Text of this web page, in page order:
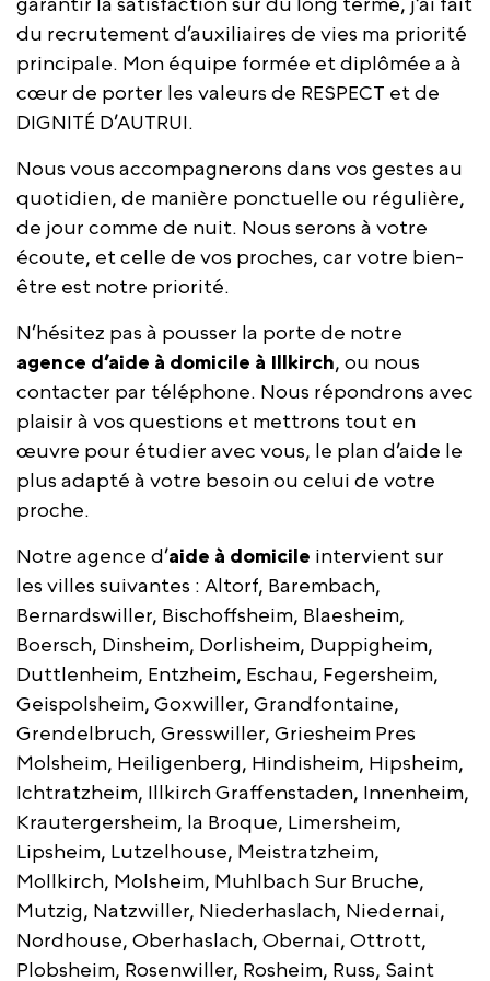
du recrutement d’auxiliaires de vies ma priorité
principale. Mon équipe formée et diplômée a à
cœur de porter les valeurs de RESPECT et de
DIGNITÉ D’AUTRUI.
Nous vous accompagnerons dans vos gestes au
quotidien, de manière ponctuelle ou régulière,
de jour comme de nuit. Nous serons à votre
écoute, et celle de vos proches, car votre bien-
être est notre priorité.
N’hésitez pas à pousser la porte de notre
agence d’aide à domicile à Illkirch, ou nous
contacter par téléphone. Nous répondrons avec
plaisir à vos questions et mettrons tout en
œuvre pour étudier avec vous, le plan d’aide le
plus adapté à votre besoin ou celui de votre
proche.
Notre agence d’aide à domicile intervient sur
les villes suivantes : Altorf, Barembach,
Bernardswiller, Bischoffsheim, Blaesheim,
Boersch, Dinsheim, Dorlisheim, Duppigheim,
Duttlenheim, Entzheim, Eschau, Fegersheim,
Geispolsheim, Goxwiller, Grandfontaine,
Grendelbruch, Gresswiller, Griesheim Pres
Molsheim, Heiligenberg, Hindisheim, Hipsheim,
Ichtratzheim, Illkirch Graffenstaden, Innenheim,
Krautergersheim, la Broque, Limersheim,
Lipsheim, Lutzelhouse, Meistratzheim,
Mollkirch, Molsheim, Muhlbach Sur Bruche,
Mutzig, Natzwiller, Niederhaslach, Niedernai,
Nordhouse, Oberhaslach, Obernai, Ottrott,
Plobsheim, Rosenwiller, Rosheim, Russ, Saint